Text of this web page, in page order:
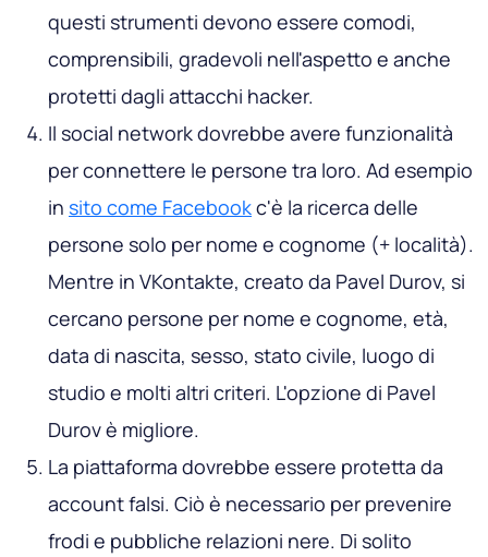
questi strumenti devono essere comodi,
comprensibili, gradevoli nell'aspetto e anche
protetti dagli attacchi hacker.
Il social network dovrebbe avere funzionalità
per connettere le persone tra loro. Ad esempio
in sito come Facebookc'è la ricerca delle
persone solo per nome e cognome (+ località).
Mentre in VKontakte, creato da Pavel Durov, si
cercano persone per nome e cognome, età,
data di nascita, sesso, stato civile, luogo di
studio e molti altri criteri. L'opzione di Pavel
Durov è migliore.
La piattaforma dovrebbe essere protetta da
account falsi. Ciò è necessario per prevenire
frodi e pubbliche relazioni nere. Di solito